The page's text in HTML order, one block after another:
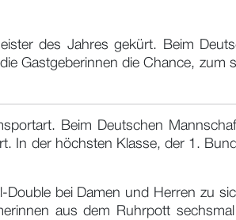
des Jahres gekürt. Beim
Gastgeberinnen die Chance, zum
Beim Deutschen
In der höchsten Klasse, der 1.
bei Damen und Herren zu
aus dem Ruhrpott